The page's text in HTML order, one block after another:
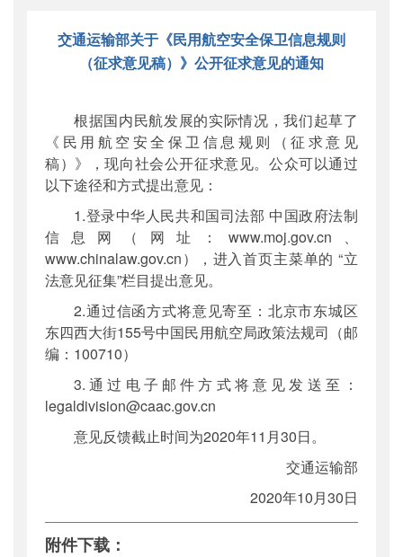
交通运输部关于《民用航空安全保卫信息规则
（征求意见稿）》公开征求意见的通知
根据国内民航发展的实际情况，我们起草了
《民用航空安全保卫信息规则（征求意见
稿）》，现向社会公开征求意见。公众可以通过
以下途径和方式提出意见：
1.登录中华人民共和国司法部 中国政府法制
信息网（网址：www.moj.gov.cn、
www.chinalaw.gov.cn），进入首页主菜单的 “立
法意见征集”栏目提出意见。
2.通过信函方式将意见寄至：北京市东城区
东四西大街155号中国民用航空局政策法规司（邮
编：100710）
3.通过电子邮件方式将意见发送至：
legaldivision@caac.gov.cn
意见反馈截止时间为2020年11月30日。
交通运输部
2020年10月30日
附件下载：